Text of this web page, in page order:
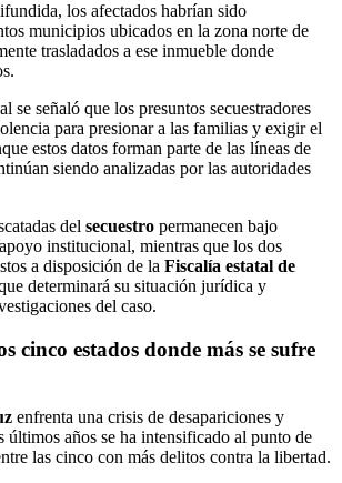
los afectados habrían sido
municipios ubicados en la zona norte de
trasladados a ese inmueble donde
se señaló que los presuntos secuestradores
para presionar a las familias y exigir el
estos datos forman parte de las líneas de
siendo analizadas por las autoridades
del secuestro permanecen bajo
institucional, mientras que los dos
a disposición de la Fiscalía estatal de
determinará su situación jurídica y
del caso.
cinco estados donde más se sufre
enfrenta una crisis de desapariciones y
últimos años se ha intensificado al punto de
las cinco con más delitos contra la libertad.